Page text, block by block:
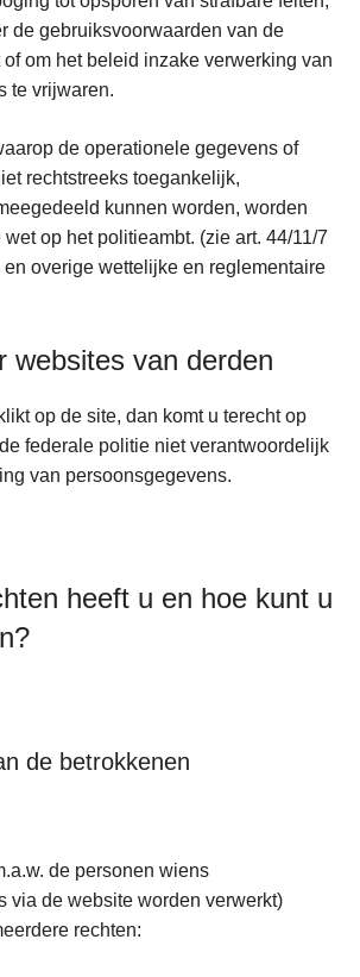
de gebruiksvoorwaarden van de
om het beleid inzake verwerking van
te vrijwaren.
de operationele gegevens of
rechtstreeks toegankelijk,
kunnen worden, worden
op het politieambt. (zie art. 44/11/7
en overige wettelijke en reglementaire
websites van derden
op de site, dan komt u terecht op
federale politie niet verantwoordelijk
van persoonsgegevens.
heeft u en hoe kunt u
de betrokkenen
de personen wiens
via de website worden verwerkt)
rechten: